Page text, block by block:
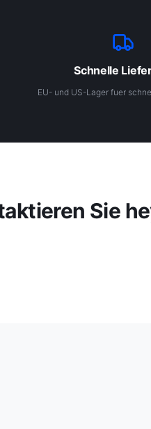
Schnelle
EU- und US-Lager fuer
Sie